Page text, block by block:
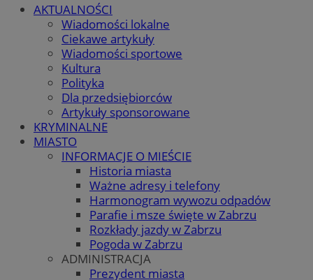
AKTUALNOŚCI
Wiadomości lokalne
Ciekawe artykuły
Wiadomości sportowe
Kultura
Polityka
Dla przedsiębiorców
Artykuły sponsorowane
KRYMINALNE
MIASTO
INFORMACJE O MIEŚCIE
Historia miasta
Ważne adresy i telefony
Harmonogram wywozu odpadów
Parafie i msze święte w Zabrzu
Rozkłady jazdy w Zabrzu
Pogoda w Zabrzu
ADMINISTRACJA
Prezydent miasta